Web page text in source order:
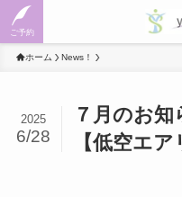
ご予約
ホーム News！
７月のお
【低空エア
2025
6/28